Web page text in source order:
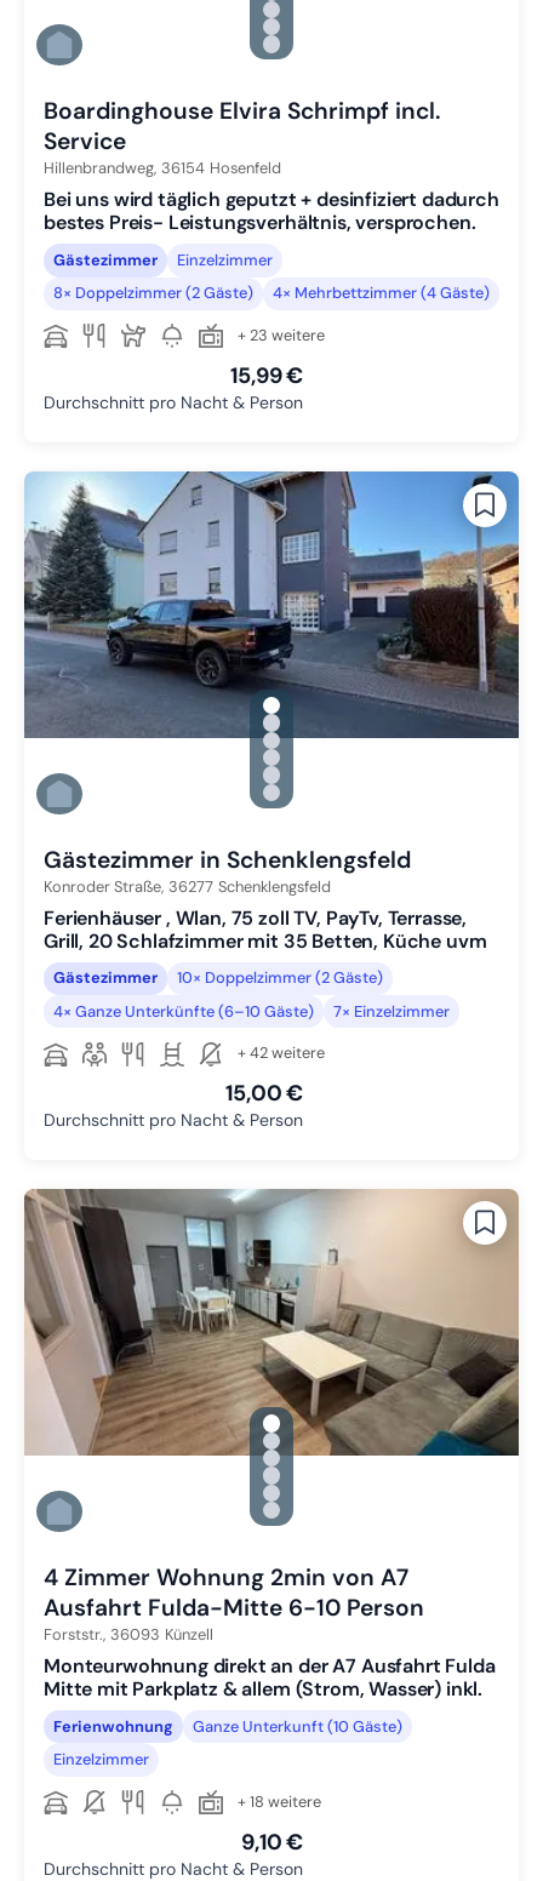
Zu Slide 3 wechseln
Zu Slide 4 wechseln
Zu Slide 5 wechseln
Zu Slide 6 wechseln
Boardinghouse Elvira Schrimpf incl.
Service
Hillenbrandweg, 36154 Hosenfeld
Bei uns wird täglich geputzt + desinfiziert dadurch
bestes Preis- Leistungsverhältnis, versprochen.
Gästezimmer
Einzelzimmer
8× Doppelzimmer (2 Gäste)
4× Mehrbettzimmer (4 Gäste)
+ 23 weitere
15,99 €
Durchschnitt pro Nacht & Person
gallery.slide_selector
Zu Slide 1 wechseln
Zu Slide 2 wechseln
Zu Slide 3 wechseln
Zu Slide 4 wechseln
Zu Slide 5 wechseln
Zu Slide 6 wechseln
Gästezimmer in Schenklengsfeld
Konroder Straße, 36277 Schenklengsfeld
Ferienhäuser , Wlan, 75 zoll TV, PayTv, Terrasse,
Grill, 20 Schlafzimmer mit 35 Betten, Küche uvm
Gästezimmer
10× Doppelzimmer (2 Gäste)
4× Ganze Unterkünfte (6–10 Gäste)
7× Einzelzimmer
+ 42 weitere
15,00 €
Durchschnitt pro Nacht & Person
gallery.slide_selector
Zu Slide 1 wechseln
Zu Slide 2 wechseln
Zu Slide 3 wechseln
Zu Slide 4 wechseln
Zu Slide 5 wechseln
Zu Slide 6 wechseln
4 Zimmer Wohnung 2min von A7
Ausfahrt Fulda-Mitte 6-10 Person
Forststr., 36093 Künzell
Monteurwohnung direkt an der A7 Ausfahrt Fulda
Mitte mit Parkplatz & allem (Strom, Wasser) inkl.
Ferienwohnung
Ganze Unterkunft (10 Gäste)
Einzelzimmer
+ 18 weitere
9,10 €
Durchschnitt pro Nacht & Person